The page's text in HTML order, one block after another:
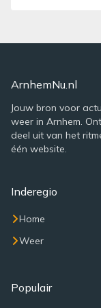
ArnhemNu.nl
Jouw bron voor
weer in Arnhem.
deel uit van het
één website.
Inderegio
Home
Weer
Populair